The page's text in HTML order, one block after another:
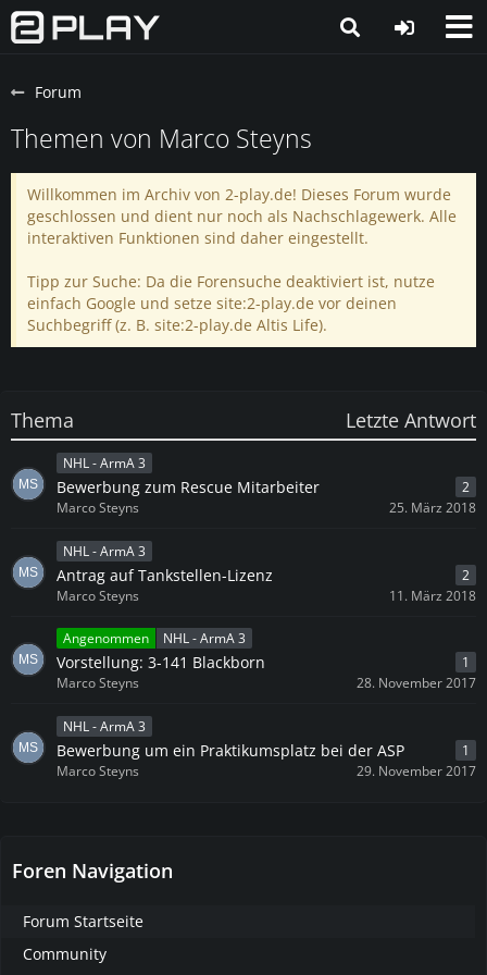
Forum
Themen von Marco Steyns
Willkommen im Archiv von 2-play.de! Dieses Forum wurde
geschlossen und dient nur noch als Nachschlagewerk. Alle
interaktiven Funktionen sind daher eingestellt.
Tipp zur Suche: Da die Forensuche deaktiviert ist, nutze
einfach Google und setze site:2-play.de vor deinen
Suchbegriff (z. B. site:2-play.de Altis Life).
Thema Letzte Antwort
NHL - ArmA 3
Bewerbung zum Rescue Mitarbeiter
2
Marco Steyns
25. März 2018
NHL - ArmA 3
Antrag auf Tankstellen-Lizenz
2
Marco Steyns
11. März 2018
Angenommen NHL - ArmA 3
Vorstellung: 3-141 Blackborn
1
Marco Steyns
28. November 2017
NHL - ArmA 3
Bewerbung um ein Praktikumsplatz bei der ASP
1
Marco Steyns
29. November 2017
Foren Navigation
Forum Startseite
Community